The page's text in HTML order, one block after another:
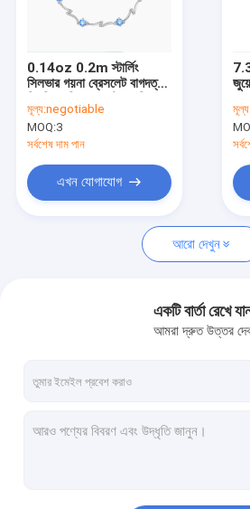
কারখানা ভ্রমণ
মান নিয়ন্ত্রণ
যোগাযোগ করুন
কেস
স্টার্লিং সিলভার গয়না নেকলেস
স্টার্লিং সিলভার জুয়েলারির রিং
স্টার্লিং সিলভার গয়না কানের দুল
0.14oz 0.2m স্টার্লিং
সিলভার গয়না ব্রেসলেট বাগদত্তা
মূল্য:negotiable
MOQ:3
সর্বশেষ দাম পান
এখন যোগাযোগ
আরো দেখুন
একটি বার্তা রেখে
আমরা দ্রুত উত্তর